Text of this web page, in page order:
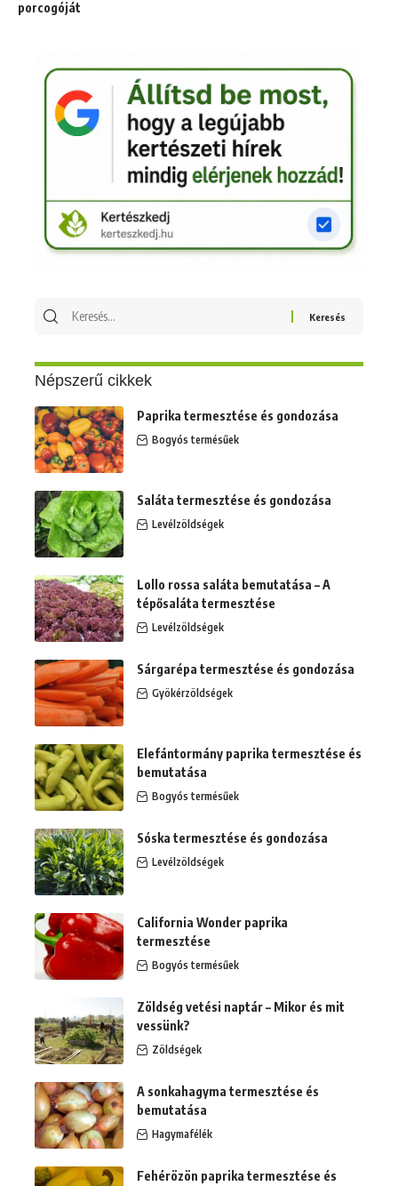
porcogóját
Keresés
Népszerű cikkek
Paprika termesztése és gondozása
Bogyós termésűek
Saláta termesztése és gondozása
Levélzöldségek
Lollo rossa saláta bemutatása – A
tépősaláta termesztése
Levélzöldségek
Sárgarépa termesztése és gondozása
Gyökérzöldségek
Elefántormány paprika termesztése és
bemutatása
Bogyós termésűek
Sóska termesztése és gondozása
Levélzöldségek
California Wonder paprika
termesztése
Bogyós termésűek
Zöldség vetési naptár – Mikor és mit
vessünk?
Zöldségek
A sonkahagyma termesztése és
bemutatása
Hagymafélék
Fehérözön paprika termesztése és